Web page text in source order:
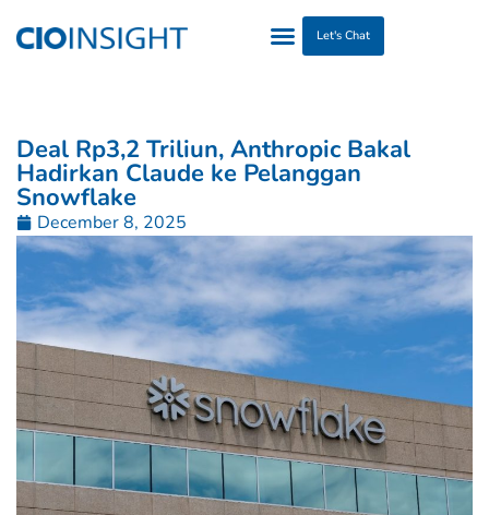
Let's Chat
Deal Rp3,2 Triliun, Anthropic Bakal
Hadirkan Claude ke Pelanggan
Snowflake
December 8, 2025